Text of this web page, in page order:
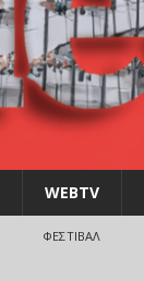
WEBTV
ΦΕΣΤΙΒΑΛ